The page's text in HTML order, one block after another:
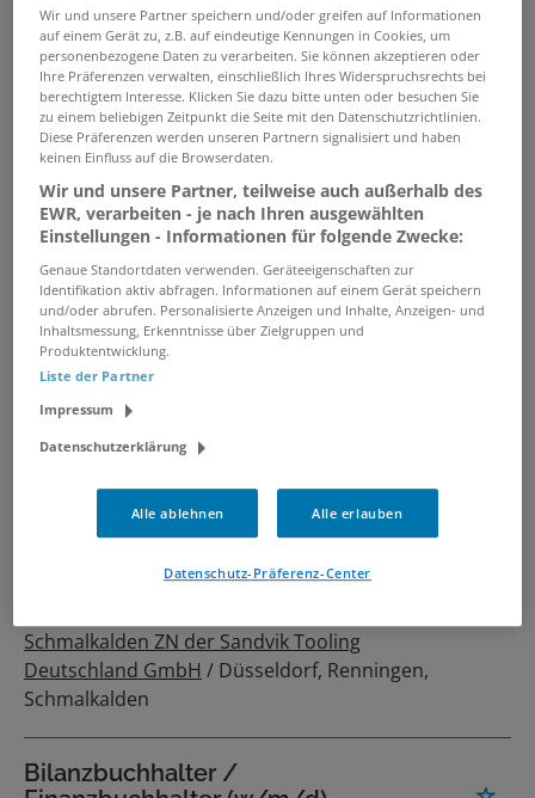
Steuerfachangestellter /
Steuerfachwirt / Bilanzbuchhalter
(m/w/d) in Vollzeit oder Teilzeit
05.08.2026 /RLT Tieben Risse & Partner mbB
Wirtschaftsprüfungsgesellschaft
Steuerberatungsgesellschaft/ Düsseldorf,
Essen
Bilanzbuchhalter - Immobilien /
Controlling (m/w/d)
04.08.2026 /Workwise GmbH
Finanz- / Bilanzbuchhalter
31.07.2026 /INCURA GmbH / Köln
Bilanzbuchhalter (m/w/d)
Schmalkalden ZN der Sandvik Tooling
Deutschland GmbH / Düsseldorf, Renningen,
Schmalkalden
Bilanzbuchhalter /
Wir und unsere Partner speichern und/oder greifen auf Informationen
auf einem Gerät zu, z.B. auf eindeutige Kennungen in Cookies, um
personenbezogene Daten zu verarbeiten. Sie können akzeptieren oder
Ihre Präferenzen verwalten, einschließlich Ihres Widerspruchsrechts bei
berechtigtem Interesse. Klicken Sie dazu bitte unten oder besuchen Sie
zu einem beliebigen Zeitpunkt die Seite mit den Datenschutzrichtlinien.
Diese Präferenzen werden unseren Partnern signalisiert und haben
keinen Einfluss auf die Browserdaten.
Wir und unsere Partner, teilweise auch außerhalb des
EWR, verarbeiten - je nach Ihren ausgewählten
Einstellungen - Informationen für folgende Zwecke:
Genaue Standortdaten verwenden. Geräteeigenschaften zur
Identifikation aktiv abfragen. Informationen auf einem Gerät speichern
und/oder abrufen. Personalisierte Anzeigen und Inhalte, Anzeigen- und
Inhaltsmessung, Erkenntnisse über Zielgruppen und
Produktentwicklung.
Liste der Partner
Impressum
Datenschutzerklärung
Alle ablehnen Alle erlauben
Datenschutz-Präferenz-Center